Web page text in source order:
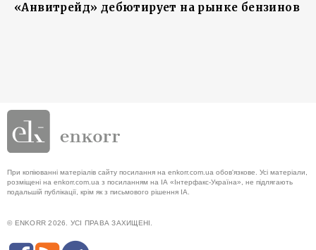
«Анвитрейд» дебютирует на рынке бензинов
При копіюванні матеріалів сайту посилання на enkorr.com.ua обов'язкове. Усі матеріали,
розміщені на enkorr.com.ua з посиланням на ІА «Інтерфакс-Україна», не підлягають
подальшій публікації, крім як з письмового рішення ІА.
© ENKORR 2026. УСІ ПРАВА ЗАХИЩЕНІ.